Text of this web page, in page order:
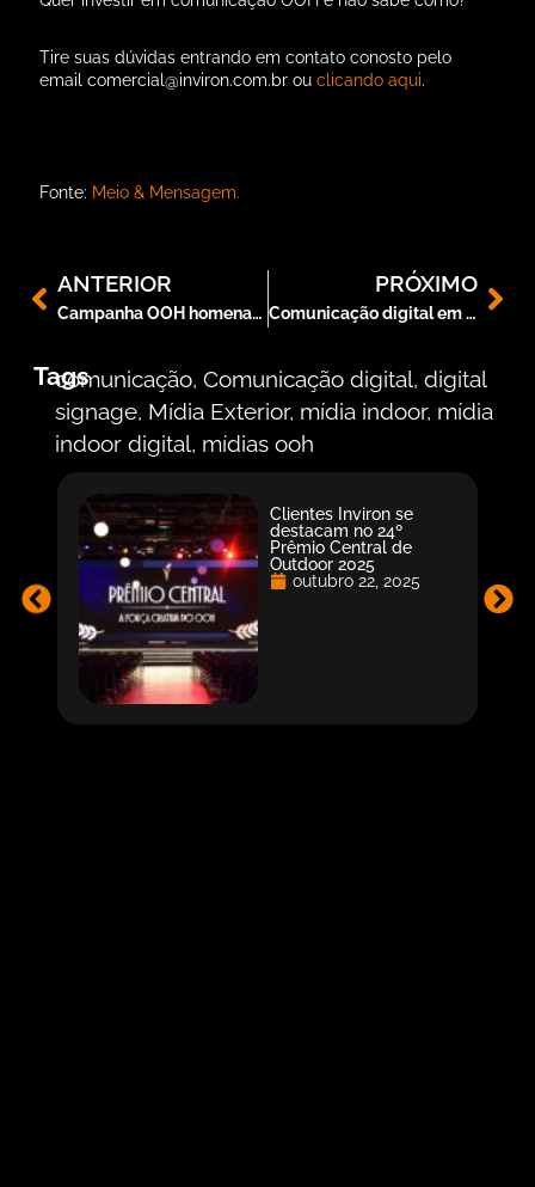
Tire suas dúvidas entrando em contato conosto pelo
emailcomercial@inviron.com.br ouclicando aqui.
Fonte: Meio & Mensagem.
ANTERIOR
Campanha OOH homenageia profissionais da saúde
PRÓXIMO
Comunicação digital em hospitais: entenda a importância
Tags
comunicação,Comunicação digital,digital
signage, Mídia Exterior, mídia indoor, mídia
indoor digital, mídias ooh
Clientes Inviron se
destacam no 24º
Prêmio Central de
Outdoor 2025
outubro 22, 2025